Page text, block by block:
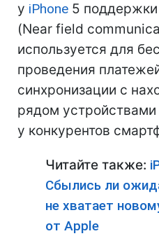
у iPhone 5 поддержки
(Near field
используется для
проведения
синхронизации с
рядом устройствами
у конкурентов
Читайте также:
Сбылись ли
не хватает
от Apple